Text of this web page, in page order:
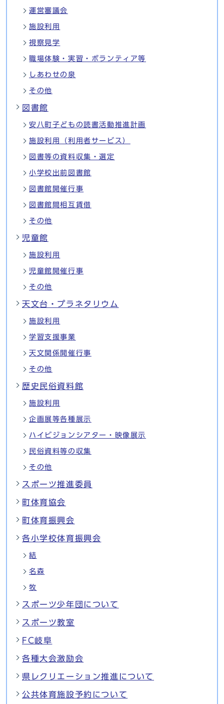
運営審議会
施設利用
視察見学
職場体験・実習・ボランティア等
しあわせの泉
その他
図書館
安八町子どもの読書活動推進計画
施設利用（利用者サービス）
図書等の資料収集・選定
小学校出前図書館
図書館開催行事
図書館間相互賃借
その他
児童館
施設利用
児童館開催行事
その他
天文台・プラネタリウム
施設利用
学習支援事業
天文関係開催行事
その他
歴史民俗資料館
施設利用
企画展等各種展示
ハイビジョンシアター・映像展示
民俗資料等の収集
その他
スポーツ推進委員
町体育協会
町体育振興会
各小学校体育振興会
結
名森
牧
スポーツ少年団について
スポーツ教室
FC岐阜
各種大会激励会
県レクリエーション推進について
公共体育施設予約について